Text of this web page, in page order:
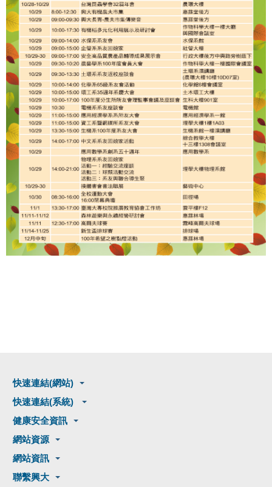
快速連結(網站)
快速連結(系統)
健康安全資訊
網站資源
網站資訊
聯繫興大